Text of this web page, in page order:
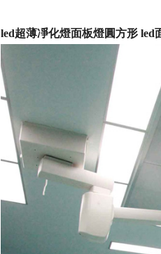
led超薄凈化燈面板燈圓方形